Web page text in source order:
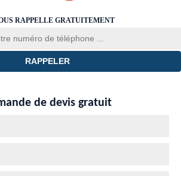
RAPPELLE GRATUITEMENT
de devis gratuit